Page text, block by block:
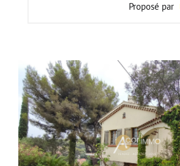
Proposé par